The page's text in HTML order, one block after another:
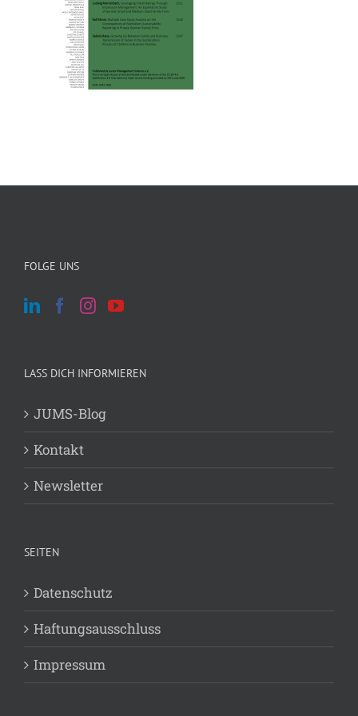
FOLGE UNS
LASS DICH INFORMIEREN
JUMS-Blog
Kontakt
Newsletter
SEITEN
Datenschutz
Haftungsausschluss
Impressum